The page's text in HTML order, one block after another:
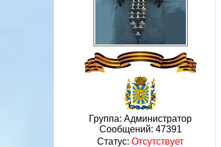
Группа: Администратор
Сообщений: 47391
Статус: Отсутствует